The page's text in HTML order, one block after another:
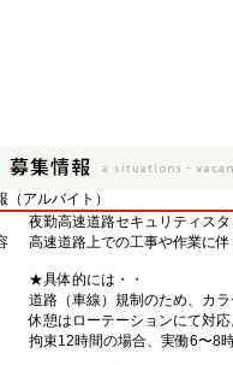
（アルバイト）
夜勤高速道路セキュリティスタ
高速道路上での工事や作業に伴
★具体的には・・
道路（車線）規制のため、カ
休憩はローテーションにて対
拘束12時間の場合、実働6〜8